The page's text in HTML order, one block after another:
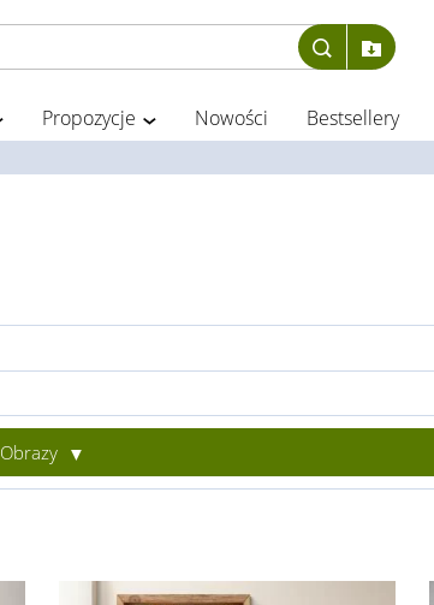
Propozycje Nowości Bestsellery
Obrazy